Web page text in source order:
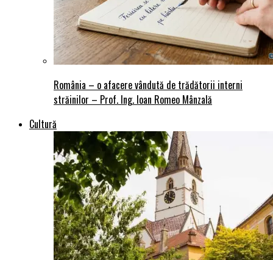
România – o afacere vândută de trădătorii interni
străinilor – Prof. Ing. Ioan Romeo Mânzală
Cultură